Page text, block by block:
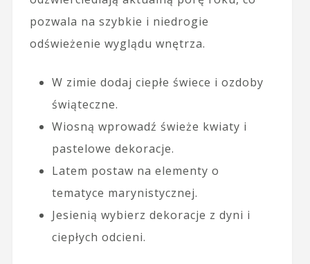
pozwala na szybkie i niedrogie
odświeżenie wyglądu wnętrza.
W zimie dodaj ciepłe świece i ozdoby
świąteczne.
Wiosną wprowadź świeże kwiaty i
pastelowe dekoracje.
Latem postaw na elementy o
tematyce marynistycznej.
Jesienią wybierz dekoracje z dyni i
ciepłych odcieni.